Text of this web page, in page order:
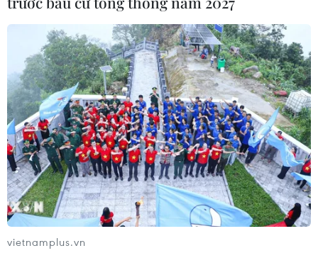
12/06/2017 23:27
Trung tâm Khí tượng Hong Kong (Trung Quốc) đã nâng
cảnh báo bão nhiệt đới Merbok lên cấp 8, nhiều chuyến
bay đã bị hủy và hàng trăm chuyến bay bị hoãn để
đảm bảo an toàn.
vietnamplus.vn